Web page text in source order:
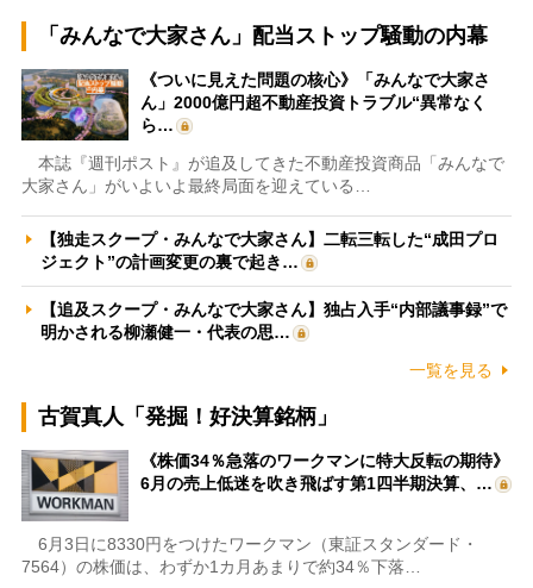
「みんなで大家さん」配当ストップ騒動の内幕
《ついに見えた問題の核心》「みんなで大家さ
ん」2000億円超不動産投資トラブル“異常なく
ら…
本誌『週刊ポスト』が追及してきた不動産投資商品「みんなで
大家さん」がいよいよ最終局面を迎えている…
【独走スクープ・みんなで大家さん】二転三転した“成田プロ
ジェクト”の計画変更の裏で起き…
【追及スクープ・みんなで大家さん】独占入手“内部議事録”で
明かされる柳瀬健一・代表の思…
一覧を見る
古賀真人「発掘！好決算銘柄」
《株価34％急落のワークマンに特大反転の期待》
6月の売上低迷を吹き飛ばす第1四半期決算、…
6月3日に8330円をつけたワークマン（東証スタンダード・
7564）の株価は、わずか1カ月あまりで約34％下落…